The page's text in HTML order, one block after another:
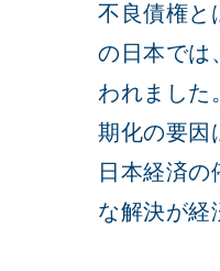
不良債権と
の日本では
われました
期化の要因
日本経済
な解決が経